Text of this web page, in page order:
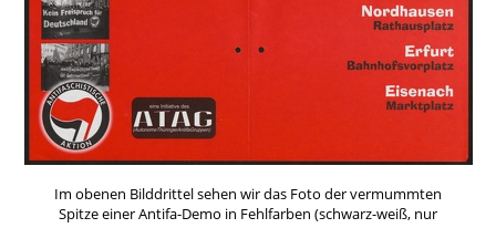
Im obenen Bilddrittel sehen wir das Foto der vermummten
Spitze einer Antifa-Demo in Fehlfarben (schwarz-weiß, nur